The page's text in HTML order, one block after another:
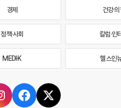
경제 건강·
정책·사회 칼럼·인
MEDI·K 헬스인